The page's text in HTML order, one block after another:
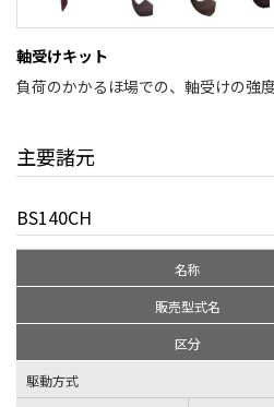
軸受けキット
負荷のかかるほ場での、軸受けの強
主要諸元
BS140CH
名称
販売型式名
区分
駆動方式